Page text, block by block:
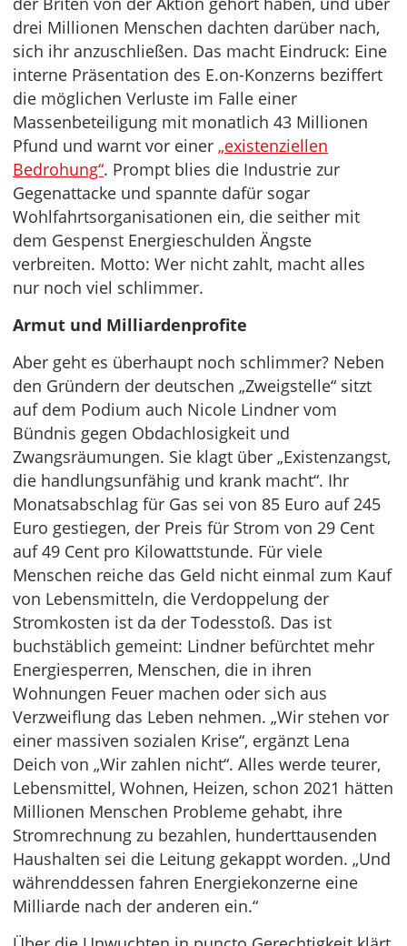
drei Millionen Menschen dachten darüber nach,
sich ihr anzuschließen. Das macht Eindruck: Eine
interne Präsentation des E.on-Konzerns beziffert
die möglichen Verluste im Falle einer
Massenbeteiligung mit monatlich 43 Millionen
Pfund und warnt vor einer „existenziellen
Bedrohung“. Prompt blies die Industrie zur
Gegenattacke und spannte dafür sogar
Wohlfahrtsorganisationen ein, die seither mit
dem Gespenst Energieschulden Ängste
verbreiten. Motto: Wer nicht zahlt, macht alles
nur noch viel schlimmer.
Armut und Milliardenprofite
Aber geht es überhaupt noch schlimmer? Neben
den Gründern der deutschen „Zweigstelle“ sitzt
auf dem Podium auch Nicole Lindner vom
Bündnis gegen Obdachlosigkeit und
Zwangsräumungen. Sie klagt über „Existenzangst,
die handlungsunfähig und krank macht“. Ihr
Monatsabschlag für Gas sei von 85 Euro auf 245
Euro gestiegen, der Preis für Strom von 29 Cent
auf 49 Cent pro Kilowattstunde. Für viele
Menschen reiche das Geld nicht einmal zum Kauf
von Lebensmitteln, die Verdoppelung der
Stromkosten ist da der Todesstoß. Das ist
buchstäblich gemeint: Lindner befürchtet mehr
Energiesperren, Menschen, die in ihren
Wohnungen Feuer machen oder sich aus
Verzweiflung das Leben nehmen. „Wir stehen vor
einer massiven sozialen Krise“, ergänzt Lena
Deich von „Wir zahlen nicht“. Alles werde teurer,
Lebensmittel, Wohnen, Heizen, schon 2021 hätten
Millionen Menschen Probleme gehabt, ihre
Stromrechnung zu bezahlen, hunderttausenden
Haushalten sei die Leitung gekappt worden. „Und
währenddessen fahren Energiekonzerne eine
Milliarde nach der anderen ein.“